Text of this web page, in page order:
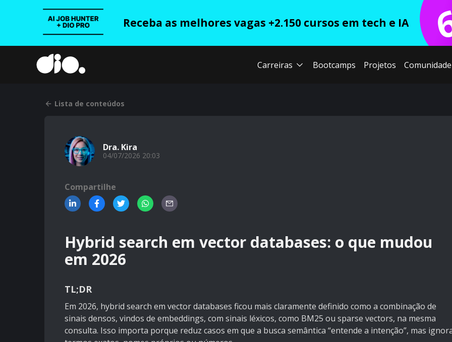
Receba as melhores vagas +2.150 cursos em tech e IA
Carreiras Bootcamps Projetos Comunidade
Lista de conteúdos
Dra. Kira
04/07/2026 20:03
Compartilhe
Hybrid search em vector databases: o que mudou
em 2026
TL;DR
Em 2026, hybrid search em vector databases ficou mais claramente definido como a combinação de
sinais densos, vindos de embeddings, com sinais léxicos, como BM25 ou sparse vectors, na mesma
consulta. Isso importa porque reduz casos em que a busca semântica “entende a intenção”, mas